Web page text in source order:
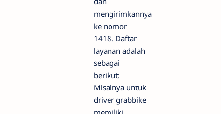
mengirimkannya
ke nomor
1418. Daftar
layanan adalah
sebagai
berikut:
Misalnya untuk
driver grabbike